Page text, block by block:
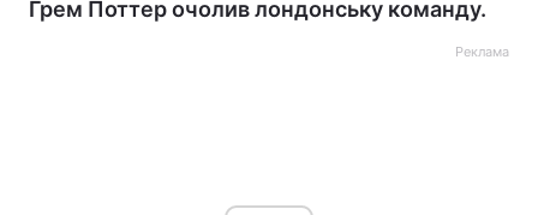
Грем Поттер очолив лондонську команду.
Реклама